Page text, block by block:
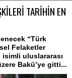
TARİHİN EN
“Türk
Felaketler
isimli uluslararası
Bakü’ye gitti...